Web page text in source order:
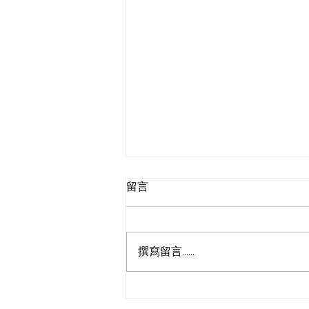
留言
撰寫留言......